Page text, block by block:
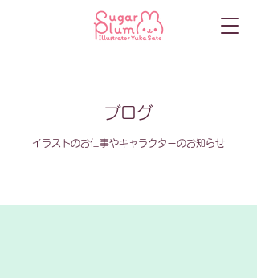
ブログ
イラストのお仕事やキャラクターのお知らせ